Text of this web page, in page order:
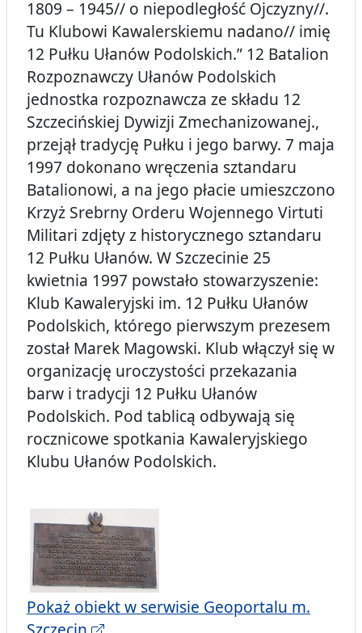
1809 – 1945// o niepodległość Ojczyzny//.
Tu Klubowi Kawalerskiemu nadano// imię
12 Pułku Ułanów Podolskich.” 12 Batalion
Rozpoznawczy Ułanów Podolskich
jednostka rozpoznawcza ze składu 12
Szczecińskiej Dywizji Zmechanizowanej.,
przejął tradycję Pułku i jego barwy. 7 maja
1997 dokonano wręczenia sztandaru
Batalionowi, a na jego płacie umieszczono
Krzyż Srebrny Orderu Wojennego Virtuti
Militari zdjęty z historycznego sztandaru
12 Pułku Ułanów. W Szczecinie 25
kwietnia 1997 powstało stowarzyszenie:
Klub Kawaleryjski im. 12 Pułku Ułanów
Podolskich, którego pierwszym prezesem
został Marek Magowski. Klub włączył się w
organizację uroczystości przekazania
barw i tradycji 12 Pułku Ułanów
Podolskich. Pod tablicą odbywają się
rocznicowe spotkania Kawaleryjskiego
Klubu Ułanów Podolskich.
Pokaż obiekt w serwisie Geoportalu m.